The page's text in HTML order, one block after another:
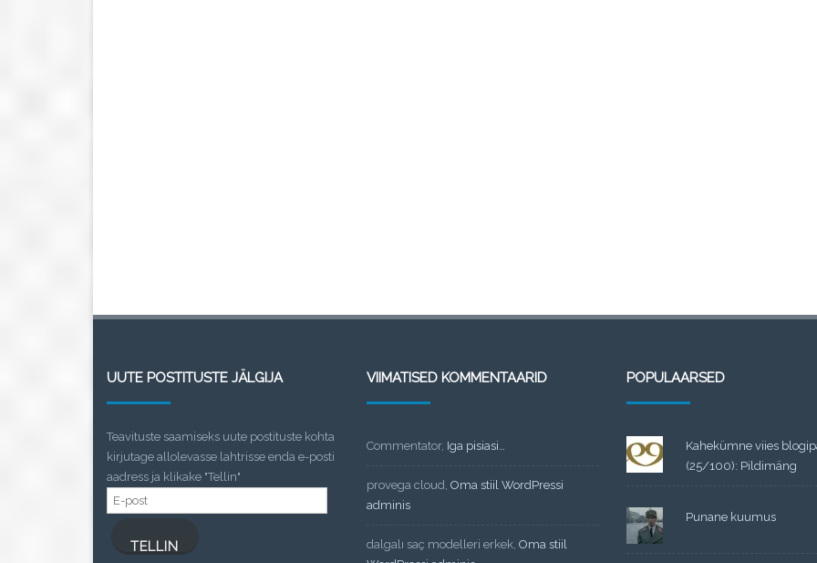
UUTE POSTITUSTE JÄLGIJA
Teavituste saamiseks uute postituste kohta
kirjutage allolevasse lahtrisse enda e-posti
aadress ja klikake "Tellin"
E-
post
TELLIN
VIIMATISED KOMMENTAARID
Commentator, Iga pisiasi…
provega cloud Oma stiil WordPressi
adminis
dalgalı saç modelleri erkek Oma stiil
POPULAARSED
Kahekümne viies
(25/100): Pildimäng
Punane kuumus